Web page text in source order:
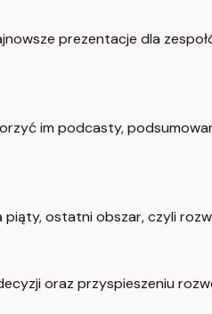
prezentacje dla
im podcasty,
piąty, ostatni obszar, czyli
oraz przyspieszeniu